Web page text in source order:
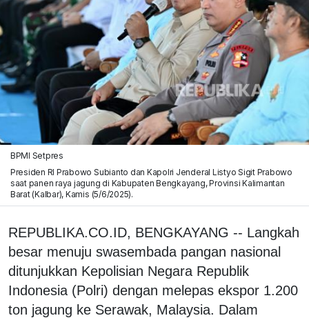
BPMI Setpres
Presiden RI Prabowo Subianto dan Kapolri Jenderal Listyo Sigit Prabowo
saat panen raya jagung di Kabupaten Bengkayang, Provinsi Kalimantan
Barat (Kalbar), Kamis (5/6/2025).
REPUBLIKA.CO.ID, BENGKAYANG -- Langkah
besar menuju swasembada pangan nasional
ditunjukkan Kepolisian Negara Republik
Indonesia (Polri) dengan melepas ekspor 1.200
ton jagung ke Serawak, Malaysia. Dalam